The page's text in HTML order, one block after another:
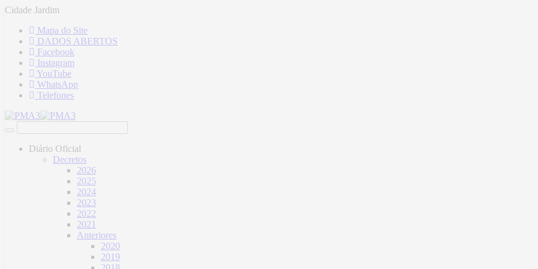
Cidade Jardim
Mapa do Site
DADOS ABERTOS
Facebook
Instagram
YouTube
WhatsApp
Telefones
Diário Oficial
Decretos
2026
2025
2024
2023
2022
2021
Anteriores
2020
2019